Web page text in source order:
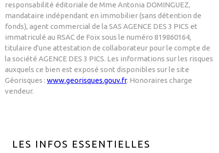
responsabilité éditoriale de Mme Antonia DOMINGUEZ,
mandataire indépendant en immobilier (sans détention de
fonds), agent commercial de la SAS AGENCE DES 3 PICS et
immatriculé au RSAC de Foix sous le numéro 819860164,
titulaire d'une attestation de collaborateur pour le compte de
la société AGENCE DES 3 PICS. Les informations sur les risques
auxquels ce bien est exposé sont disponibles sur le site
Géorisques : www.georisques.gouv.fr. Honoraires charge
vendeur.
LES INFOS ESSENTIELLES